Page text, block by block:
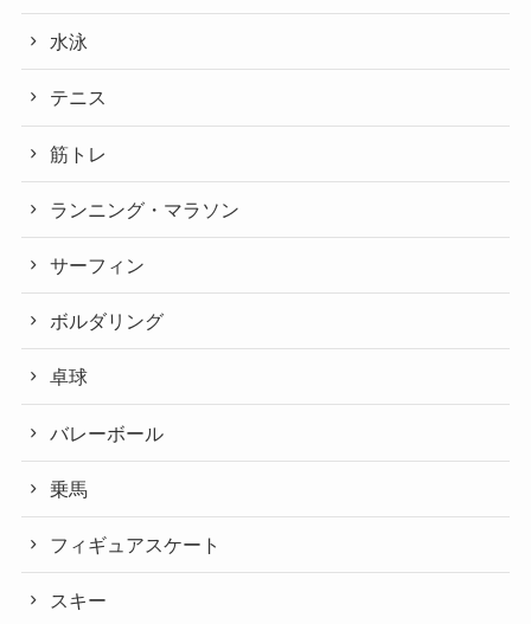
水泳
テニス
筋トレ
ランニング・マラソン
サーフィン
ボルダリング
卓球
バレーボール
乗馬
フィギュアスケート
スキー